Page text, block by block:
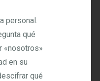
personal.
qué
«nosotros»
en su
qué